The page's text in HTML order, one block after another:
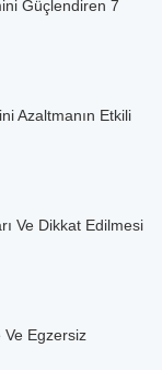
Güçlendiren 7
Azaltmanın Etkili
Ve Dikkat Edilmesi
Egzersiz